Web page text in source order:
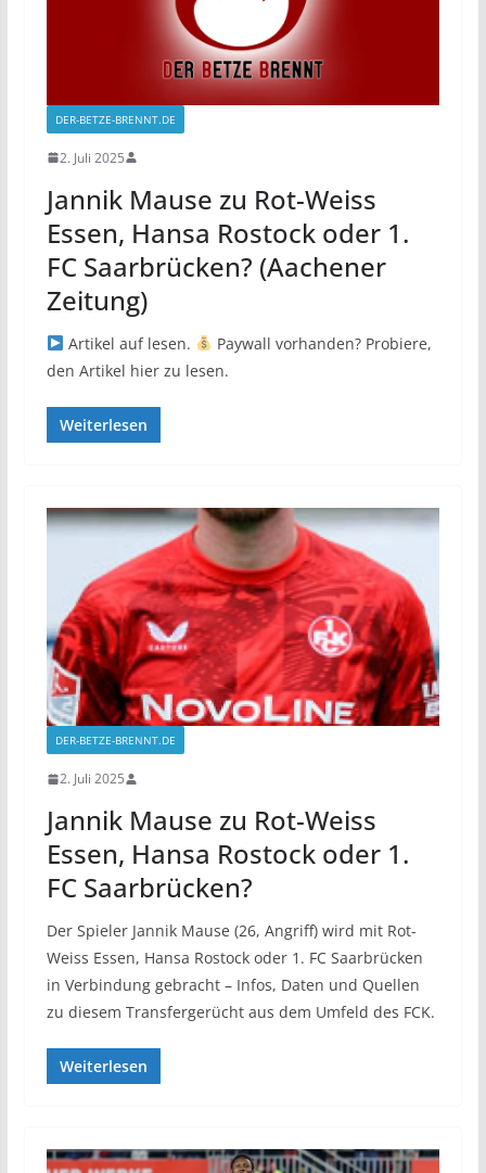
DER-BETZE-BRENNT.DE
2. Juli 2025
Jannik Mause zu Rot-Weiss
Essen, Hansa Rostock oder 1.
FC Saarbrücken? (Aachener
Zeitung)
Artikel auf lesen.
Paywall vorhanden? Probiere,
den Artikel hier zu lesen.
Weiterlesen
DER-BETZE-BRENNT.DE
2. Juli 2025
Jannik Mause zu Rot-Weiss
Essen, Hansa Rostock oder 1.
FC Saarbrücken?
Der Spieler Jannik Mause (26, Angriff) wird mit Rot-
Weiss Essen, Hansa Rostock oder 1. FC Saarbrücken
in Verbindung gebracht – Infos, Daten und Quellen
zu diesem Transfergerücht aus dem Umfeld des FCK.
Weiterlesen